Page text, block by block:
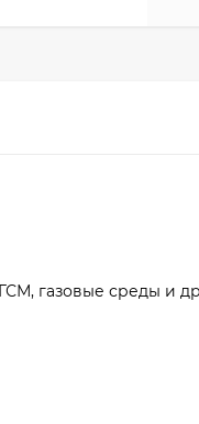
газовые среды и